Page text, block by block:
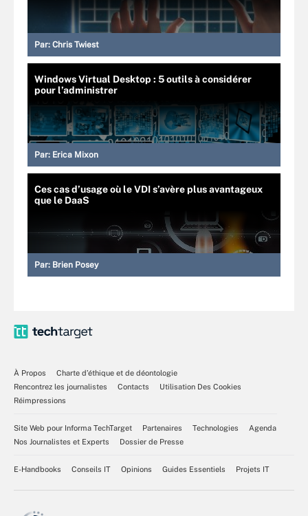
Par: Chris Twiest
Windows Virtual Desktop : 5 outils à considérer
pour l’administrer
Par: Erica Mixon
Ces cas d’usage où le VDI s’avère plus avantageux
que le DaaS
Par: Brien Posey
À Propos
Charte d’éthique et de déontologie
Rencontrez les journalistes
Contacts
Utilisation Des Cookies
Réimpressions
Site Web pour Informa TechTarget Partenaires Technologies
Agenda
Nos Journalistes et Experts
Dossier de Presse
E-Handbooks Conseils IT Opinions Guides Essentiels Projets IT